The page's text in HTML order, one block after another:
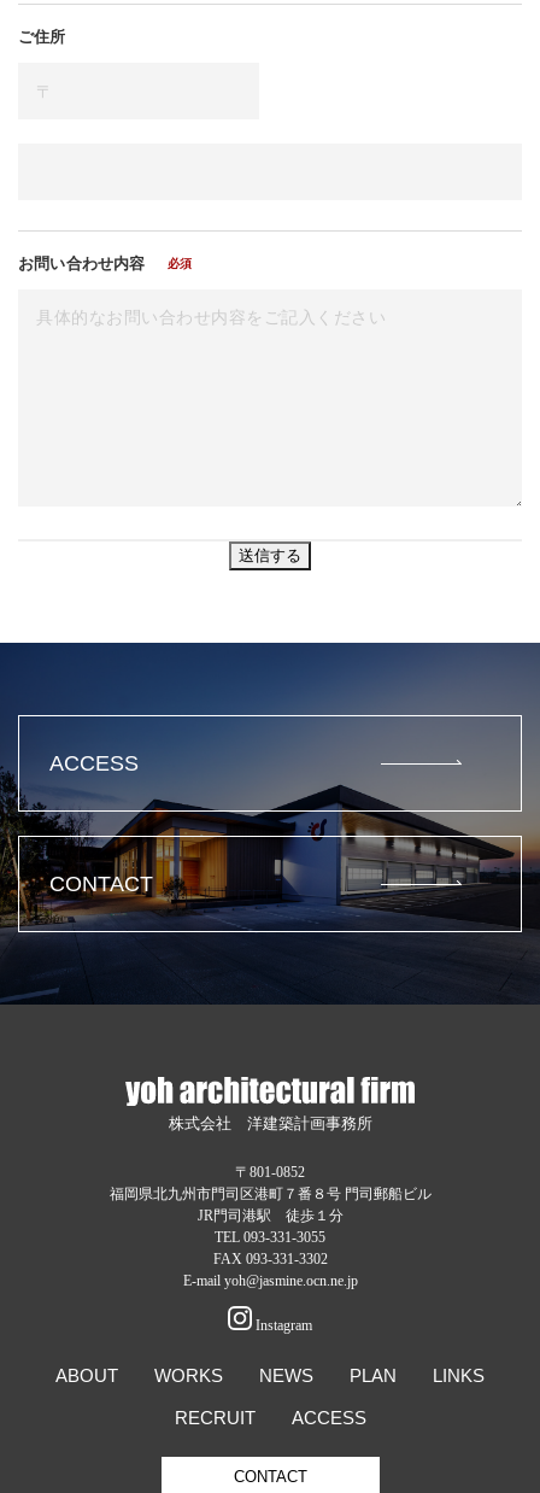
ご住所
お問い合わせ内容 必須
ACCESS
CONTACT
株式会社 洋建築計画事務所
〒801-0852
福岡県北九州市門司区港町７番８号 門司郵船ビル
JR門司港駅 徒歩１分
TEL 093-331-3055
FAX 093-331-3302
E-mail yoh@jasmine.ocn.ne.jp
Instagram
ABOUT WORKS NEWS PLAN LINKS
RECRUIT ACCESS
CONTACT